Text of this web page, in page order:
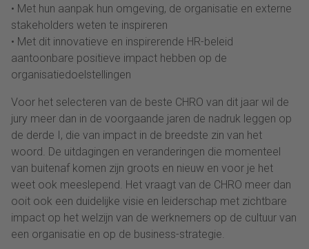
• Met hun aanpak hun omgeving, de organisatie en externe
stakeholders weten te inspireren
• Met dit innovatieve en inspirerende HR-beleid
aantoonbare positieve impact hebben op de
organisatiedoelstellingen
Voor het selecteren van de beste CHRO van dit jaar wil de
jury meer dan in de voorgaande jaren de nadruk leggen op
de derde I, die van impact in de breedste zin van het
woord. De uitdagingen en veranderingen die momenteel
van buitenaf komen zijn groots en nieuw en voor je het
weet ook meeslepend. Het vraagt van de CHRO meer dan
ooit ook een duidelijke visie en leiderschap met zichtbare
impact op het welzijn van de werknemers op de cultuur van
een organisatie en op de business-strategie.